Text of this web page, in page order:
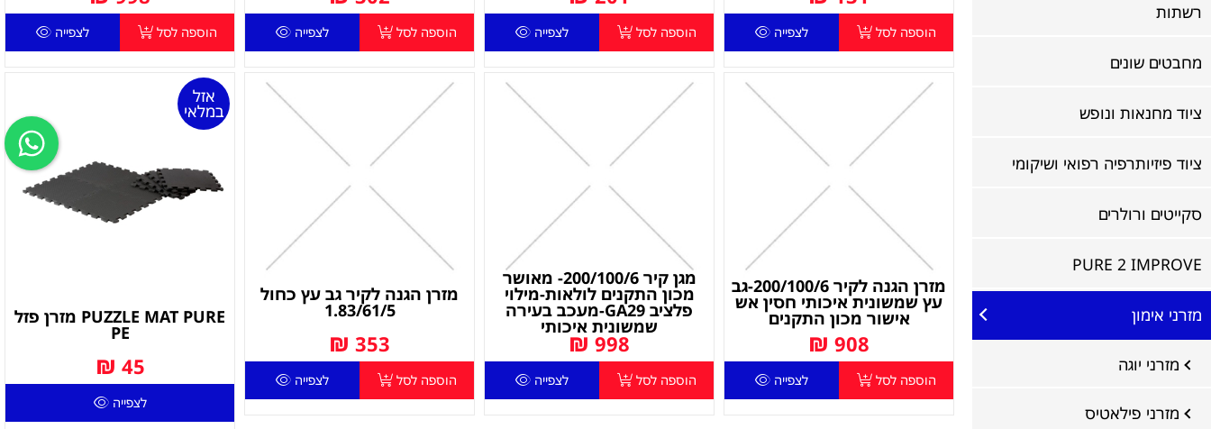
רשתות
מחבטים שונים
ציוד מחנאות ונופש
ציוד פיזיותרפיה רפואי ושיקומי
סקייטים ורולרים
PURE 2 IMPROVE
מזרני אימון
מזרני יוגה
מזרני פילאטיס
הוספה לסל לצפייה הוספה לסל לצפייה הוספה לסל לצפייה הוספה לסל לצפייה
מזרן הגנה לקיר 200/100/6-גב
עץ שמשונית איכותי חסין אש
אישור מכון התקנים
908
₪
הוספה לסל לצפייה
מגן קיר 200/100/6- מאושר
מכון התקנים לולאות-מילוי
פלציב GA29-מעכב בעירה
שמשונית איכותי
998
₪
הוספה לסל לצפייה
מזרן הגנה לקיר גב עץ כחול
1.83/61/5
353
₪
הוספה לסל לצפייה
אזל
במלאי
PUZZLE MAT PURE מזרן פזל
PE
45
₪
לצפייה